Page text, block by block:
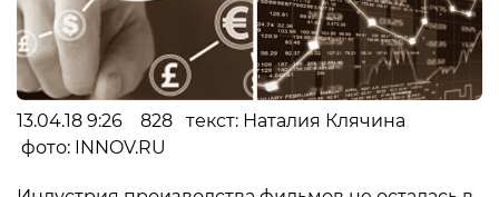
13.04.18 9:26 828 текст: Наталия Клячина
фото: INNOV.RU